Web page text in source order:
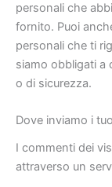
personali che
fornito. Puoi
personali che ti
siamo obbligati a
o di sicurezza.
Dove inviamo i
I commenti dei
attraverso un